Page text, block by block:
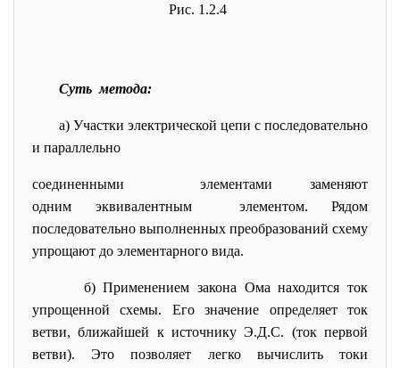
Рис. 1.2.4
Суть метода:
а) Участки электрической цепи с последовательно
и параллельно
соединенными элементами заменяют
одним эквивалентным элементом. Рядом
последовательно выполненных преобразований схему
упрощают до элементарного вида.
б) Применением закона Ома находится ток
упрощенной схемы. Его значение определяет ток
ветви, ближайшей к источнику Э.Д.С. (ток первой
ветви). Это позволяет легко вычислить токи